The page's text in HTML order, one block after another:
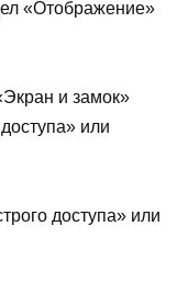
«Отображение»
и замок»
или
доступа» или